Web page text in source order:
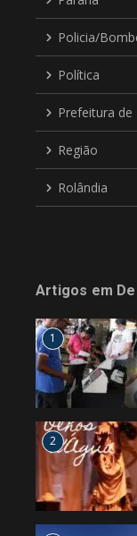
Policia/
Política
Prefeitura de
Região
Rolândia
Artigos em
1
2